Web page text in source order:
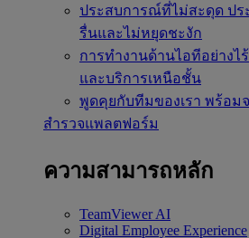
ประสบการณ์ที่ไม่สะดุด ปร
รื่นและไม่หยุดชะงัก
การทำงานด้านไอทีอย่างไ
และบริการเหนือชั้น
พูดคุยกับทีมของเรา พร้อม
สำรวจแพลตฟอร์ม
ความสามารถหลัก
TeamViewer AI
Digital Employee Experience